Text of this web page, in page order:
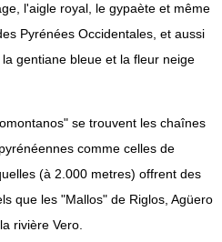
l'aigle royal, le gypaète et même
Pyrénées Occidentales, et aussi
gentiane bleue et la fleur neige
se trouvent les chaînes
comme celles de
(à 2.000 metres) offrent des
que les "Mallos" de Riglos, Agüero
rivière Vero.